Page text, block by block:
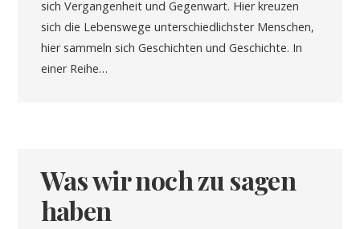
sich Vergangenheit und Gegenwart. Hier kreuzen
sich die Lebenswege unterschiedlichster Menschen,
hier sammeln sich Geschichten und Geschichte. In
einer Reihe…
Was wir noch zu sagen
haben